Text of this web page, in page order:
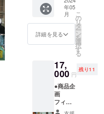
まして
は、空
きがあ
るお時
間に限
りお電
応させ
ていた
だきま
す。
下記サ
イトの
予定表
認くだ
さい。
minoru
seisaku
syo.jp/a
rchives
/472 当
日予約
につき
客様に
真鍮、
もしく
素材を
選んで
後、職
人が実
演し制
作いた
しま
す。お
線燕三
条駅か
ら車で
約8分
（現地
ます。
交通費
は自己
負担）
開催日
土日限
かした
デザイ
ンとし
まし
業を見
ていた
わかる
のです
が、へ
ら目は
ンライ
ンとリ
アルの
ハイブ
リット
ルド
ワーク
となっ
ていま
す。 １
回目は
オンラ
年05
月
詳細を見る
こ
の
リ
タ
ー
ン
を
選
択
す
る
17,
000 円
残り11
●商品企
画
フィー
ルド